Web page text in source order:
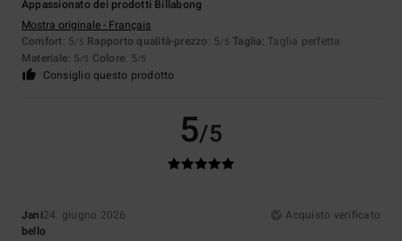
Appassionato dei prodotti Billabong
Mostra originale - Français
Comfort: 5/5 Rapporto qualità-prezzo: 5/5 Taglia: Taglia perfetta
Materiale: 5/5 Colore: 5/5
Consiglio questo prodotto
5/5
Jani24. giugno 2026
Acquisto verificato
bello